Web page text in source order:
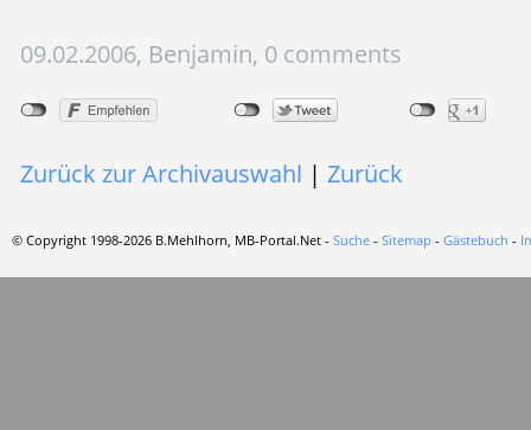
09.02.2006, Benjamin, 0 comments
Zurück zur Archivauswahl | Zurück
© Copyright 1998-2026 B.Mehlhorn, MB-Portal.Net - Suche - Sitemap - Gästebuch -